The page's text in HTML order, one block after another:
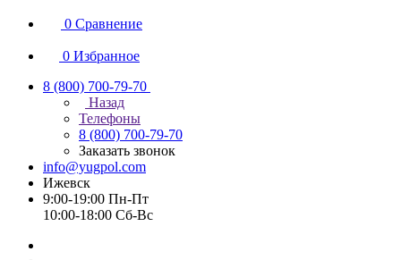
0 Сравнение
0 Избранное
8 (800) 700-79-70
Назад
Телефоны
8 (800) 700-79-70
Заказать звонок
info@yugpol.com
Ижевск
9:00-19:00 Пн-Пт
10:00-18:00 Cб-Вс